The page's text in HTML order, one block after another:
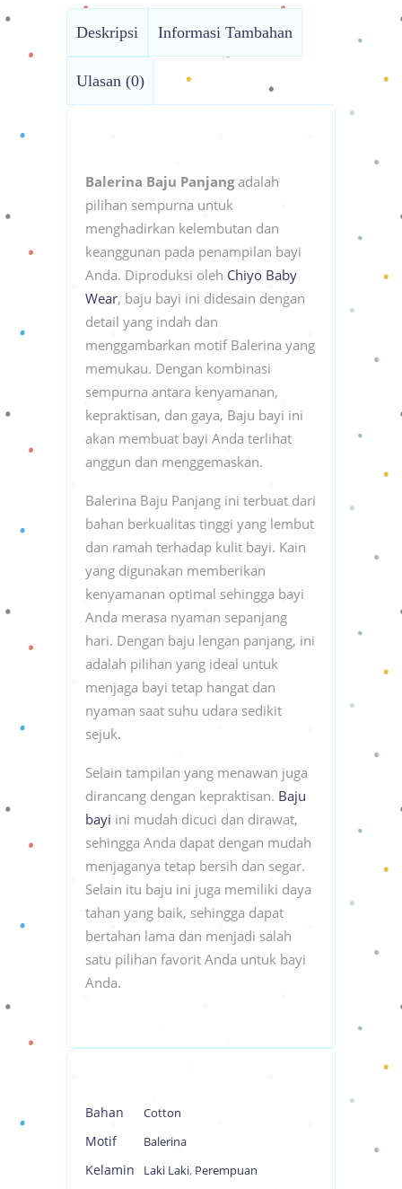
Deskripsi Informasi Tambahan
Ulasan (0)
Balerina Baju Panjangadalah
pilihan sempurna untuk
menghadirkan kelembutan dan
keanggunan pada penampilan bayi
Anda. Diproduksi oleh Chiyo Baby
Wear, baju bayi ini didesain dengan
detail yang indah dan
menggambarkan motif Balerina yang
memukau. Dengan kombinasi
sempurna antara kenyamanan,
kepraktisan, dan gaya, Baju bayi ini
akan membuat bayi Anda terlihat
anggun dan menggemaskan.
Balerina Baju Panjang ini terbuat dari
bahan berkualitas tinggi yang lembut
dan ramah terhadap kulit bayi. Kain
yang digunakan memberikan
kenyamanan optimal sehingga bayi
Anda merasa nyaman sepanjang
hari. Dengan baju lengan panjang, ini
adalah pilihan yang ideal untuk
menjaga bayi tetap hangat dan
nyaman saat suhu udara sedikit
sejuk.
Selain tampilan yang menawan juga
dirancang dengan kepraktisan. Baju
bayi ini mudah dicuci dan dirawat,
sehingga Anda dapat dengan mudah
menjaganya tetap bersih dan segar.
Selain itu baju ini juga memiliki daya
tahan yang baik, sehingga dapat
bertahan lama dan menjadi salah
satu pilihan favorit Anda untuk bayi
Anda.
Bahan Cotton
Motif Balerina
Kelamin Laki Laki, Perempuan